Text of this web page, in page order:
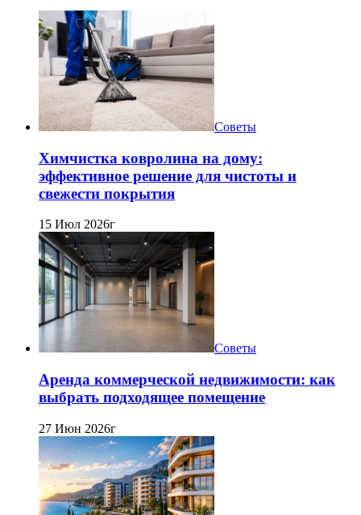
Советы
Химчистка ковролина на дому:
эффективное решение для чистоты и
свежести покрытия
15 Июл 2026г
Советы
Аренда коммерческой недвижимости: как
выбрать подходящее помещение
27 Июн 2026г